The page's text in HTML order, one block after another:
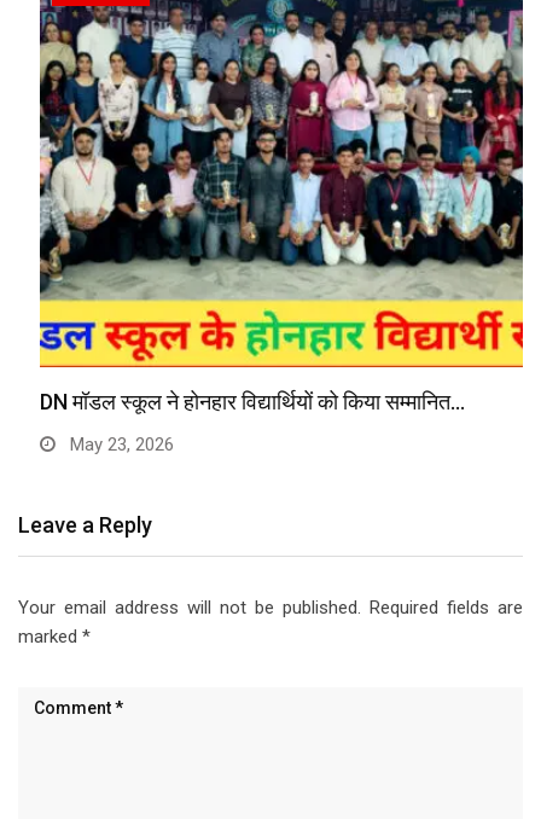
DN मॉडल स्कूल ने होनहार विद्यार्थियों को किया सम्मानित…
May 23, 2026
Leave a Reply
Your email address will not be published. Required fields are
marked *